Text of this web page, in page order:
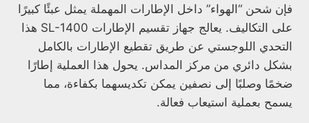
فإن شحن “الهواء” داخل الإطارات المهملة يمثل عبئًا كبيرًا
على التكاليف. يعالج جهاز تقسيم الإطارات SL-1400 هذا
التحدي اللوجستي عن طريق تقطيع الإطارات بالكامل
بشكل دائري من مركز المداس. يحول هذا العملية إطارًا
ضخمًا وصلبًا إلى نصفين يمكن تكديسهما بكفاءة، مما
يسمح بعملية استيعاب فعالة.